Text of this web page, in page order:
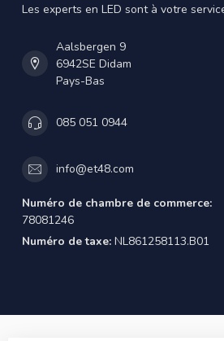
Les experts en LED sont à votre
Aalsbergen 9
6942SE Didam
Pays-Bas
085 051 0944
info@et48.com
Numéro de chambre de commerce:
78081246
Numéro de taxe: NL861258113.B01